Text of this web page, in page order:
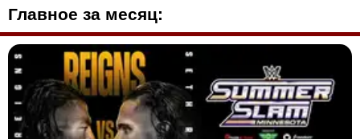
Главное за месяц: